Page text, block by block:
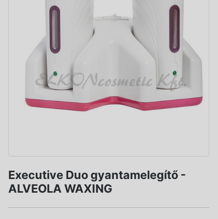
Executive Duo gyantamelegítő -
ALVEOLA WAXING